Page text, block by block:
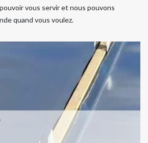
vous servir et nous pouvons
quand vous voulez.